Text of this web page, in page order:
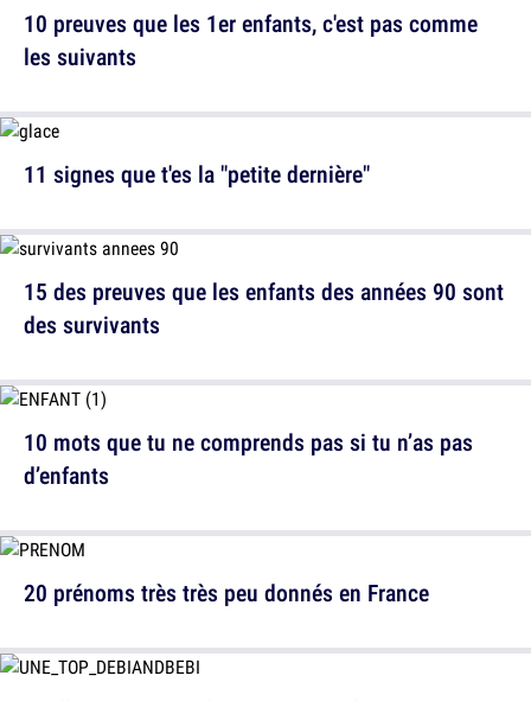
11 signes que t'es la "petite dernière"
10 mots que tu ne comprends pas si tu n’as pas
d’enfants
10 preuves que les 1er enfants, c'est pas comme
les suivants
15 des preuves que les enfants des années 90 sont
des survivants
20 prénoms très très peu donnés en France